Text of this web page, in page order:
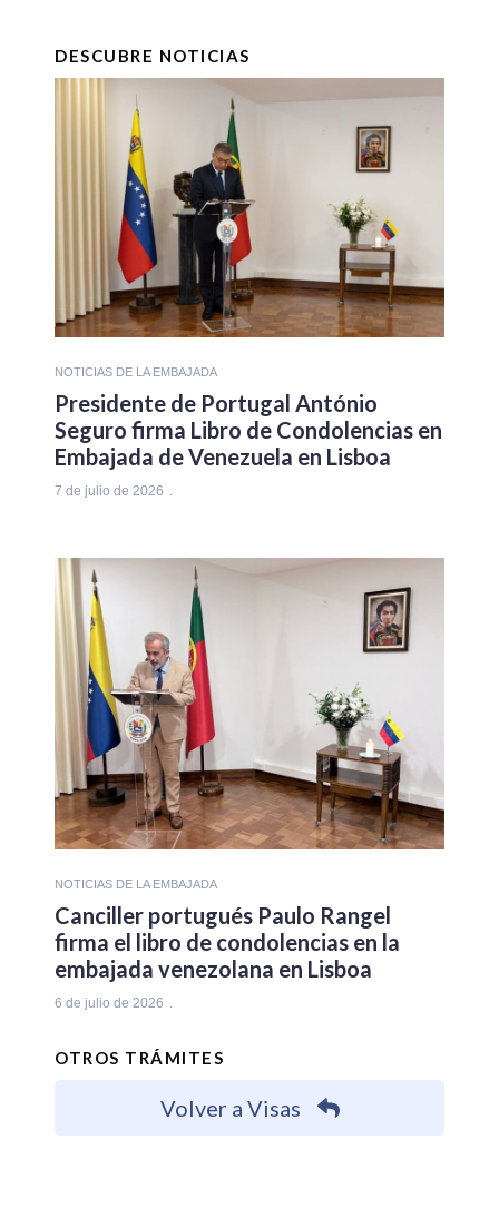
DESCUBRE NOTICIAS
NOTICIAS DE LA EMBAJADA
Presidente de Portugal António
Seguro firma Libro de Condolencias en
Embajada de Venezuela en Lisboa
7 de julio de 2026
NOTICIAS DE LA EMBAJADA
Canciller portugués Paulo Rangel
firma el libro de condolencias en la
embajada venezolana en Lisboa
6 de julio de 2026
OTROS TRÁMITES
Volver a Visas